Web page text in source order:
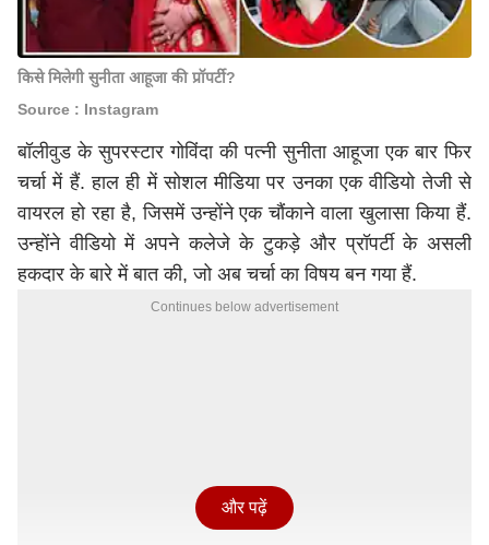
किसे मिलेगी सुनीता आहूजा की प्रॉपर्टी?
Source : Instagram
बॉलीवुड के सुपरस्टार गोविंदा की पत्नी सुनीता आहूजा एक बार फिर
चर्चा में हैं. हाल ही में सोशल मीडिया पर उनका एक वीडियो तेजी से
वायरल हो रहा है, जिसमें उन्होंने एक चौंकाने वाला खुलासा किया हैं.
उन्होंने वीडियो में अपने कलेजे के टुकड़े और प्रॉपर्टी के असली
हकदार के बारे में बात की, जो अब चर्चा का विषय बन गया हैं.
Continues below advertisement
और पढ़ें